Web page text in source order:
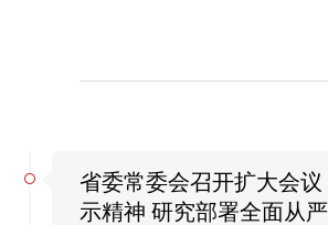
省委常委会召开扩大会
示精神 研究部署全面从